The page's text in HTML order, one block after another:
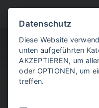
Datenschutz
Diese Website
unten aufgeführten
AKZEPTIEREN, um
oder OPTIONEN, um
treffen.